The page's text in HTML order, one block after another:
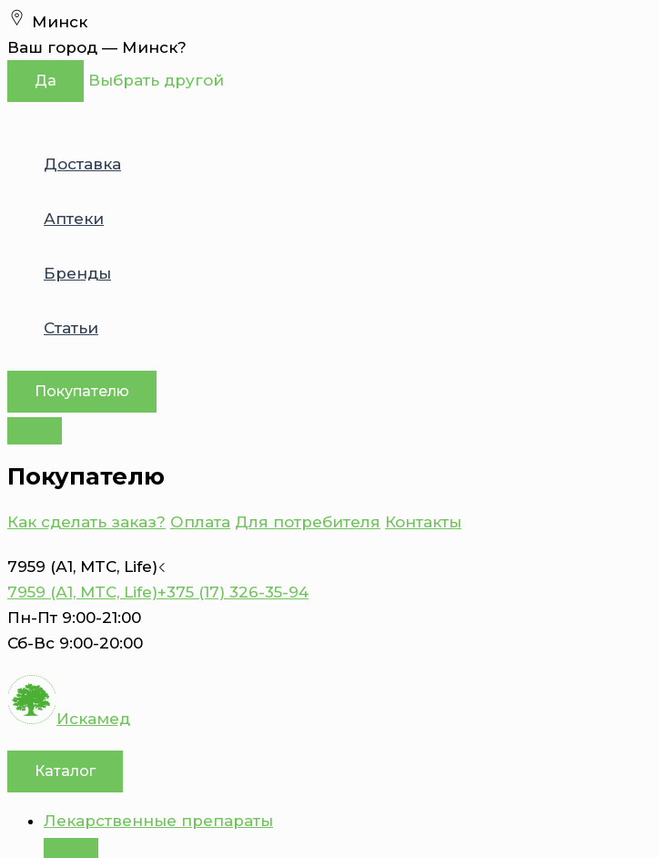
Перейти
к
содержимому
Минск
Ваш город — Минск?
Да Выбрать другой
Доставка
Аптеки
Бренды
Статьи
Покупателю
Покупателю
Как сделать заказ? Оплата Для потребителя Контакты
7959 (А1, MTC, Life)
7959 (А1, MTC, Life)+375 (17) 326-35-94
Пн-Пт 9:00-21:00
Сб-Вс 9:00-20:00
Искамед
Каталог
Лекарственные препараты